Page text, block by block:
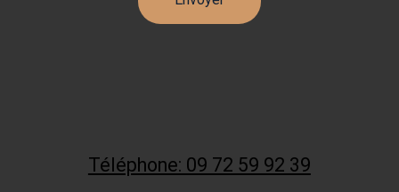
Téléphone: 09 72 59 92 39